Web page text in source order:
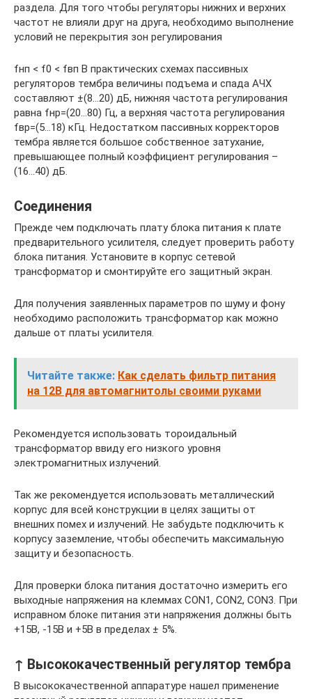
раздела. Для того чтобы регуляторы нижних и верхних
частот не влияли друг на друга, необходимо выполнение
условий не перекрытия зон регулирования
fнп < f0 < fвп В практических схемах пассивных
регуляторов тембра величины подъема и спада АЧХ
составляют ±(8…20) дБ, нижняя частота регулирования
равна fнр=(20…80) Гц, а верхняя частота регулирования
fвр=(5…18) кГц. Недостатком пассивных корректоров
тембра является большое собственное затухание,
превышающее полный коэффициент регулирования –
(16…40) дБ.
Соединения
Прежде чем подключать плату блока питания к плате
предварительного усилителя, следует проверить работу
блока питания. Установите в корпус сетевой
трансформатор и смонтируйте его защитный экран.
Для получения заявленных параметров по шуму и фону
необходимо расположить трансформатор как можно
дальше от платы усилителя.
Читайте также: Как сделать фильтр питания
на 12В для автомагнитолы своими руками
Рекомендуется использовать тороидальный
трансформатор ввиду его низкого уровня
электромагнитных излучений.
Так же рекомендуется использовать металлический
корпус для всей конструкции в целях защиты от
внешних помех и излучений. Не забудьте подключить к
корпусу заземление, чтобы обеспечить максимальную
защиту и безопасность.
Для проверки блока питания достаточно измерить его
выходные напряжения на клеммах CON1, CON2, CON3. При
исправном блоке питания эти напряжения должны быть
+15В, -15В и +5В в пределах ± 5%.
↑ Высококачественный регулятор тембра
В высококачественной аппаратуре нашел применение